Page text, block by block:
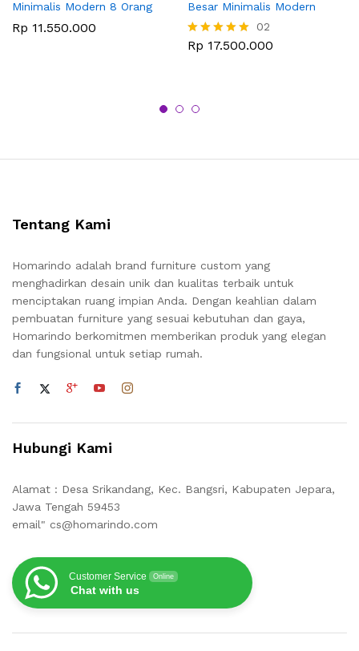
Minimalis Modern 8 Orang
Rp 11.550.000
Besar Minimalis Modern
Dinilai
02
Rp 17.500.000
Tentang Kami
Homarindo adalah brand furniture custom yang
menghadirkan desain unik dan kualitas terbaik untuk
menciptakan ruang impian Anda. Dengan keahlian dalam
pembuatan furniture yang sesuai kebutuhan dan gaya,
Homarindo berkomitmen memberikan produk yang elegan
dan fungsional untuk setiap rumah.
Hubungi Kami
Alamat : Desa Srikandang, Kec. Bangsri, Kabupaten Jepara,
Jawa Tengah 59453
email" cs@homarindo.com
Customer Service Online
Chat with us